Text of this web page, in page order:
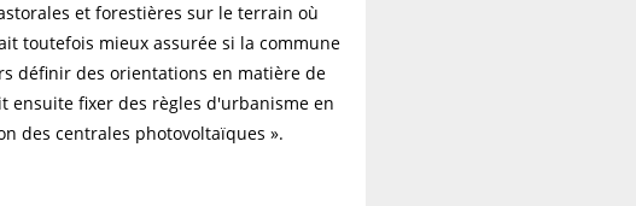
et forestières sur le terrain où
toutefois mieux assurée si la commune
définir des orientations en matière de
fixer des règles d'urbanisme en
des centrales photovoltaïques ».